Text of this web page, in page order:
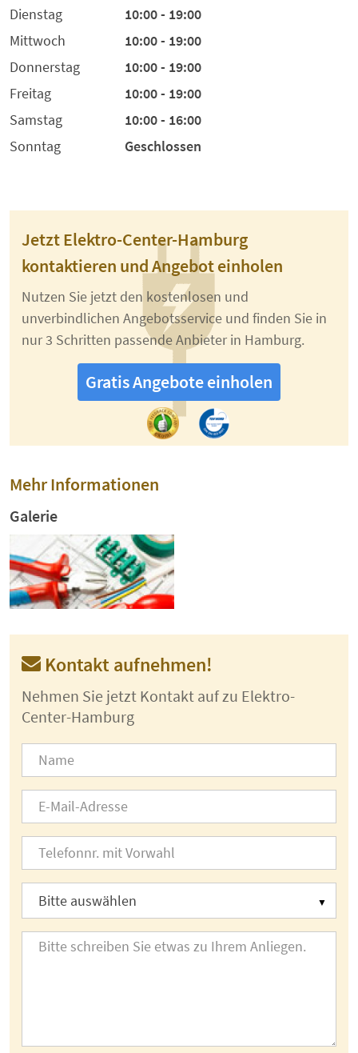
Dienstag
10:00 - 19:00
Mittwoch
10:00 - 19:00
Donnerstag
10:00 - 19:00
Freitag
10:00 - 19:00
Samstag
10:00 - 16:00
Sonntag
Geschlossen
Jetzt Elektro-Center-Hamburg
kontaktieren und Angebot einholen
Nutzen Sie jetzt den kostenlosen und
unverbindlichen Angebotsservice und finden Sie in
nur 3 Schritten passende Anbieter in Hamburg.
Gratis Angebote einholen
Mehr Informationen
Galerie
Kontakt aufnehmen!
Nehmen Sie jetzt Kontakt auf zu Elektro-
Center-Hamburg